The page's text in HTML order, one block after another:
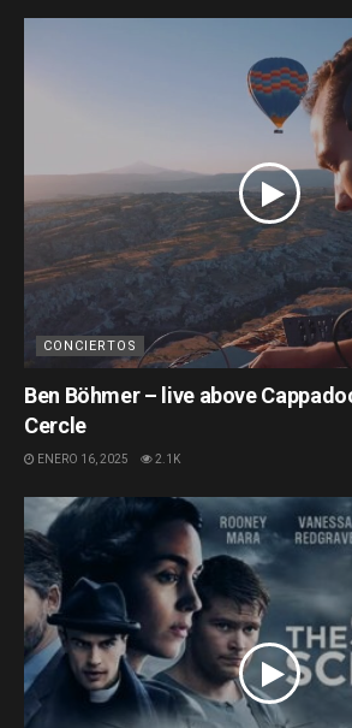
CONCIERTOS
Ben Böhmer – live above
Cercle
ENERO 16, 2025 2.1K